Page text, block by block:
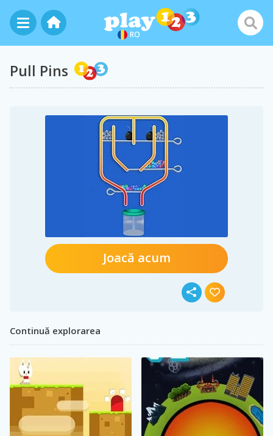
RO
Pull Pins
Joacă acum
Continuă explorarea